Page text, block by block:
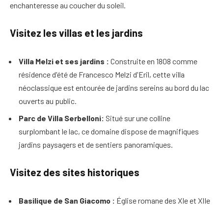
enchanteresse au coucher du soleil.
Visitez les villas et les jardins
Villa Melzi et ses jardins : Construite en 1808 comme
résidence d'été de Francesco Melzi d'Eril, cette villa
néoclassique est entourée de jardins sereins au bord du lac
ouverts au public.
Parc de Villa Serbelloni: Situé sur une colline
surplombant le lac, ce domaine dispose de magnifiques
jardins paysagers et de sentiers panoramiques.
Visitez des sites historiques
Basilique de San Giacomo : Église romane des XIe et XIIe